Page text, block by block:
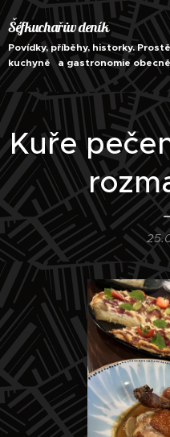
Šéfkuchařův deník
Povídky, příběhy, historky.
kuchyně a gastronomie obecně
Kuře